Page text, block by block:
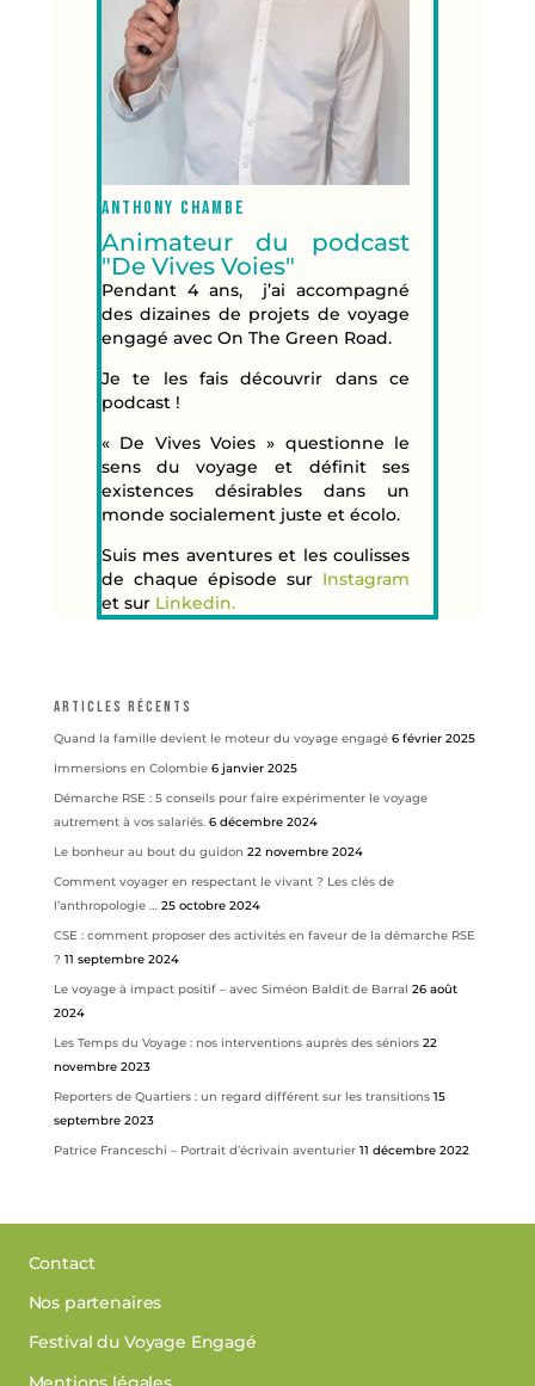
Anthony CHAMBE
Animateur du podcast
"De Vives Voies"
Pendant 4 ans, j’ai accompagné
des dizaines de projets de voyage
engagé avec On The Green Road.
Je te les fais découvrir dans ce
podcast !
« De Vives Voies » questionne le
sens du voyage et définit ses
existences désirables dans un
monde socialement juste et écolo.
Suis mes aventures et les coulisses
de chaque épisode sur Instagram
et sur Linkedin.
Articles récents
Quand la famille devient le moteur du voyage engagé 6 février 2025
Immersions en Colombie 6 janvier 2025
Démarche RSE : 5 conseils pour faire expérimenter le voyage
autrement à vos salariés. 6 décembre 2024
Le bonheur au bout du guidon 22 novembre 2024
Comment voyager en respectant le vivant ? Les clés de
l’anthropologie … 25 octobre 2024
CSE : comment proposer des activités en faveur de la démarche RSE
? 11 septembre 2024
Le voyage à impact positif – avec Siméon Baldit de Barral 26 août
2024
Les Temps du Voyage : nos interventions auprès des séniors 22
novembre 2023
Reporters de Quartiers : un regard différent sur les transitions 15
septembre 2023
Patrice Franceschi – Portrait d’écrivain aventurier 11 décembre 2022
Contact
Nos partenaires
Festival du Voyage Engagé